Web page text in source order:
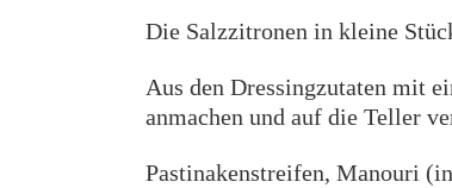
Die Salzzitronen in kleine
Aus den Dressingzutaten mit
anmachen und auf die Teller
Pastinakenstreifen, Manouri